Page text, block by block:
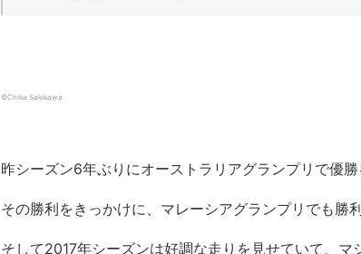
©Chika Sakikawa
昨シーズン6年ぶりにオーストラリアグランプリで優
その勝利をきっかけに、マレーシアグランプリでも勝利
そして2017年シーズンは好調な走りを見せていて、マ